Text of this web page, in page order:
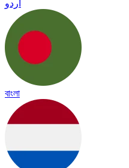
اردو
বাংলা